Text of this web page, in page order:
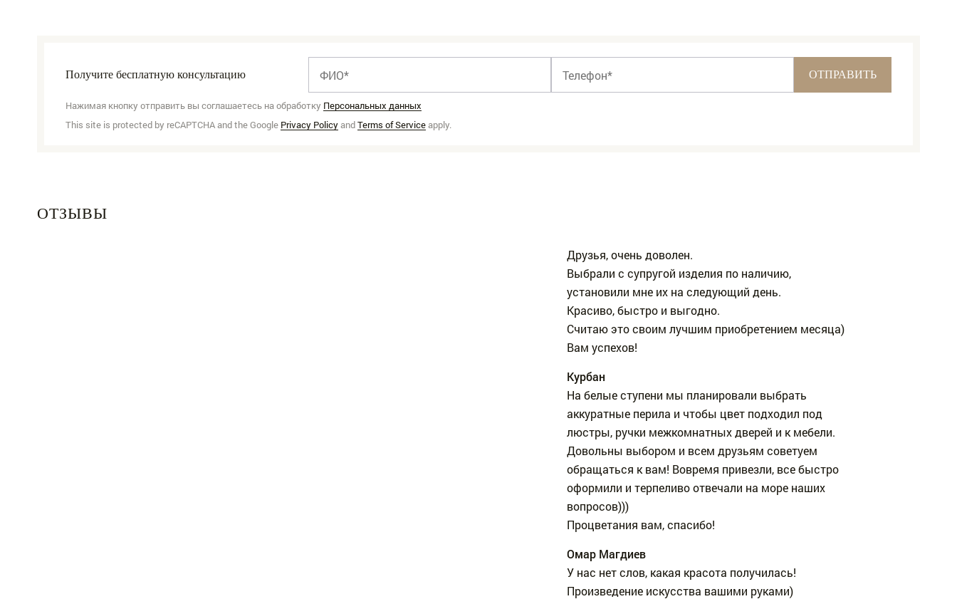
Получите бесплатную консультацию
Нажимая кнопку отправить вы соглашаетесь на обработку Персональных данных
This site is protected by reCAPTCHA and the Google Privacy PolicyandTerms of Serviceapply.
ОТЗЫВЫ
Друзья, очень доволен.
Выбрали с супругой изделия по наличию,
установили мне их на следующий день.
Красиво, быстро и выгодно.
Считаю это своим лучшим приобретением месяца)
Вам успехов!
Курбан
На белые ступени мы планировали выбрать
аккуратные перила и чтобы цвет подходил под
люстры, ручки межкомнатных дверей и к мебели.
Довольны выбором и всем друзьям советуем
обращаться к вам! Вовремя привезли, все быстро
оформили и терпеливо отвечали на море наших
вопросов)))
Процветания вам, спасибо!
Омар Магдиев
У нас нет слов, какая красота получилась!
Произведение искусства вашими руками)